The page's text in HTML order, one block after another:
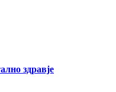
здравје